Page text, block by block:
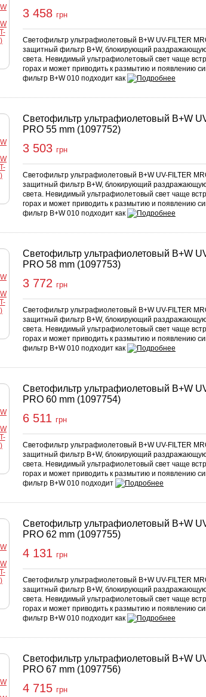
3 458 грн
Светофильтр ультрафиолетовый B+W UV-FILTER
защитный фильтр B+W, блокирующий
света. Невидимый ультрафиолетовый свет чаще
горах и может приводить к размытию и появлению
фильтр B+W 010 подходит как
Светофильтр ультрафиолетовый B+W
PRO 55 mm (1097752)
3 503 грн
Светофильтр ультрафиолетовый B+W UV-FILTER
защитный фильтр B+W, блокирующий
света. Невидимый ультрафиолетовый свет чаще
горах и может приводить к размытию и появлению
фильтр B+W 010 подходит как
Светофильтр ультрафиолетовый B+W
PRO 58 mm (1097753)
3 772 грн
Светофильтр ультрафиолетовый B+W UV-FILTER
защитный фильтр B+W, блокирующий
света. Невидимый ультрафиолетовый свет чаще
горах и может приводить к размытию и появлению
фильтр B+W 010 подходит как
Светофильтр ультрафиолетовый B+W
PRO 60 mm (1097754)
6 511 грн
Светофильтр ультрафиолетовый B+W UV-FILTER
защитный фильтр B+W, блокирующий
света. Невидимый ультрафиолетовый свет чаще
горах и может приводить к размытию и появлению
фильтр B+W 010 подходит
Светофильтр ультрафиолетовый B+W
PRO 62 mm (1097755)
4 131 грн
Светофильтр ультрафиолетовый B+W UV-FILTER
защитный фильтр B+W, блокирующий
света. Невидимый ультрафиолетовый свет чаще
горах и может приводить к размытию и появлению
фильтр B+W 010 подходит как
Светофильтр ультрафиолетовый B+W
PRO 67 mm (1097756)
4 715 грн